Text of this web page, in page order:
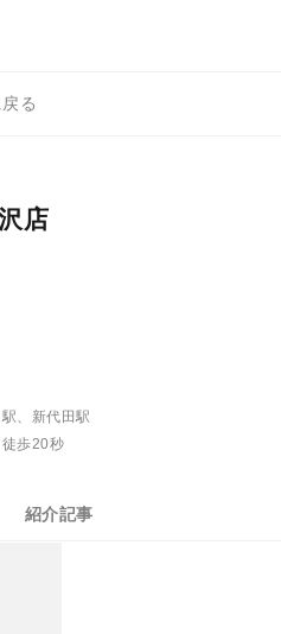
る
店
、新代田駅
歩20秒
紹介記事